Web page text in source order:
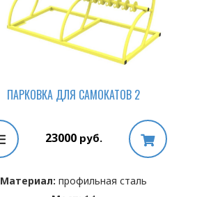
ПАРКОВКА ДЛЯ САМОКАТОВ 2
23000руб.
Материал: профильная сталь